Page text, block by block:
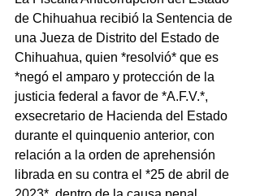
de Chihuahua recibió la Sentencia de
una Jueza de Distrito del Estado de
Chihuahua, quien *resolvió* que es
*negó el amparo y protección de la
justicia federal a favor de *A.F.V.*,
exsecretario de Hacienda del Estado
durante el quinquenio anterior, con
relación a la orden de aprehensión
librada en su contra el *25 de abril de